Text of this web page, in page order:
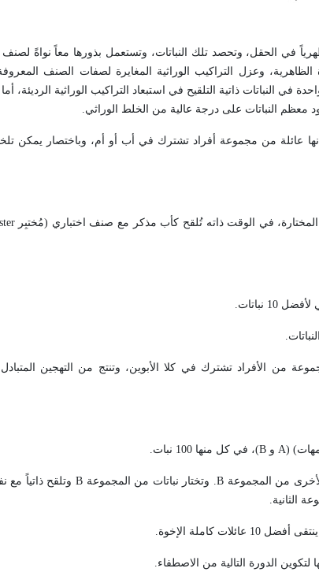
في الحقل، وتحصد تلك النباتات، وتستعمل بذورها معاً نواةً
وعزل التراكيب الوراثية المغايرة لصفات الصنف
النباتات ذاتية التلقيح في استبعاد التراكيب الوراثية الرديئة، أما
معظم النباتات على درجة عالية من الخلط الوراثي.
عائلة من مجموعة أفراد تشترك في أب أو أم، وباختصار يمكن
من الأفراد تشترك في كلا الأبوين، وتنتج من التهجين المتبادل
A و B)، في كل منها 100 نبات.
من المجموعةB. وتختار نباتات من المجموعةB وتلقح ذاتياً مع
الثانية.
كاملة الإخوة.
الدورة التالية من الاصطفاء.